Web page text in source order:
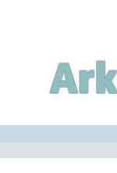
contenido